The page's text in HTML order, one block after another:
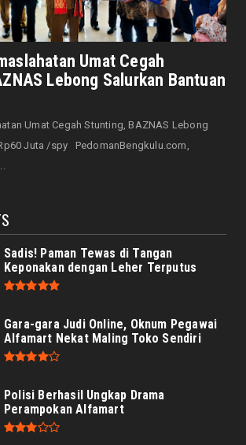
August 10, 2026
DAERAH
di Nusa Indah Kota Bengkulu
Memakan Korban ...
August 10, 2026
Damkar Kolaborasi Jaga Keasrian
Taman Kota di Musim ...
Umat Cegah
Lebong Salurkan Bantuan
Umat Cegah Stunting, BAZNAS Lebong
Juta /spy PedomanBengkulu.com,
Sadis! Paman Tewas di Tangan
Keponakan dengan Leher Terputus
Gara-gara Judi Online, Oknum Pegawai
Alfamart Nekat Maling Toko Sendiri
Polisi Berhasil Ungkap Drama
Perampokan Alfamart